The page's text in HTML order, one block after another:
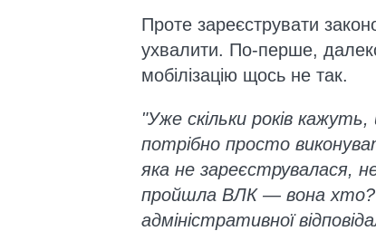
Проте зареєструвати
ухвалити. По-перше,
мобілізацію щось не так.
"Уже скільки років
потрібно просто
яка не зареєструвалася,
пройшла ВЛК — вона хто?
адміністративної